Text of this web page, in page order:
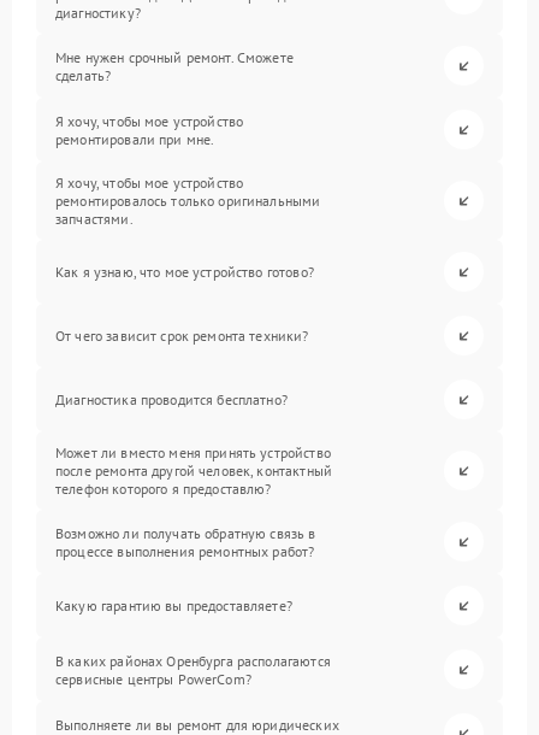
диагностику?
Мне нужен срочный ремонт. Сможете
сделать?
Я хочу, чтобы мое устройство
ремонтировали при мне.
Я хочу, чтобы мое устройство
ремонтировалось только оригинальными
запчастями.
Как я узнаю, что мое устройство готово?
От чего зависит срок ремонта техники?
Диагностика проводится бесплатно?
Может ли вместо меня принять устройство
после ремонта другой человек, контактный
телефон которого я предоставлю?
Возможно ли получать обратную связь в
процессе выполнения ремонтных работ?
Какую гарантию вы предоставляете?
В каких районах Оренбурга располагаются
сервисные центры PowerCom?
Выполняете ли вы ремонт для юридических